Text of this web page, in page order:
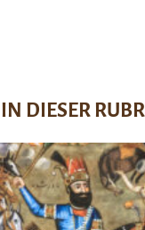
DIESER